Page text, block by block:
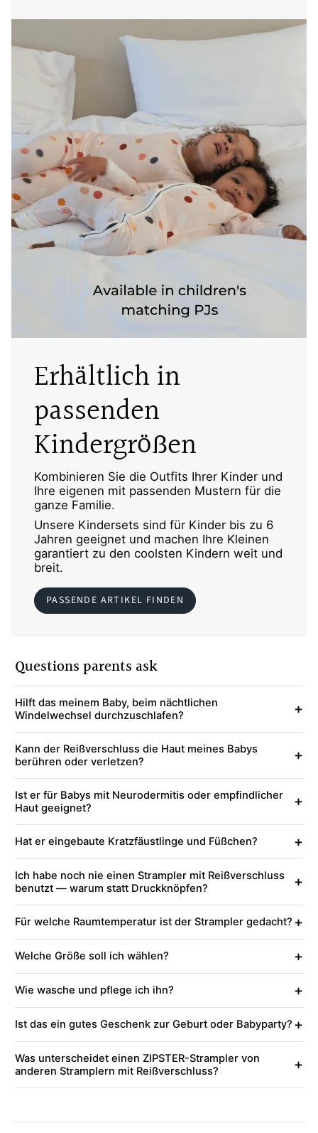
Erhältlich in
passenden
Kindergrößen
Kombinieren Sie die Outfits Ihrer Kinder und
Ihre eigenen mit passenden Mustern für die
ganze Familie.
Unsere Kindersets sind für Kinder bis zu 6
Jahren geeignet und machen Ihre Kleinen
garantiert zu den coolsten Kindern weit und
breit.
PASSENDE ARTIKEL FINDEN
Questions parents ask
Hilft das meinem Baby, beim nächtlichen
Windelwechsel durchzuschlafen?
+
Kann der Reißverschluss die Haut meines Babys
berühren oder verletzen?
+
Ist er für Babys mit Neurodermitis oder empfindlicher
Haut geeignet?
+
Hat er eingebaute Kratzfäustlinge und Füßchen? +
Ich habe noch nie einen Strampler mit Reißverschluss
benutzt — warum statt Druckknöpfen?
+
Für welche Raumtemperatur ist der Strampler gedacht? +
Welche Größe soll ich wählen? +
Wie wasche und pflege ich ihn? +
Ist das ein gutes Geschenk zur Geburt oder Babyparty? +
Was unterscheidet einen ZIPSTER-Strampler von
anderen Stramplern mit Reißverschluss?
+